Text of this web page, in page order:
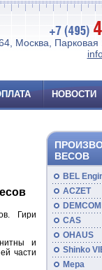
Москва, Парковая
НОВОСТИ
Гири
и
части
ВЕСОВ
BEL
ACZET
DEMCOM
CAS
OHAUS
Shinko
Мера